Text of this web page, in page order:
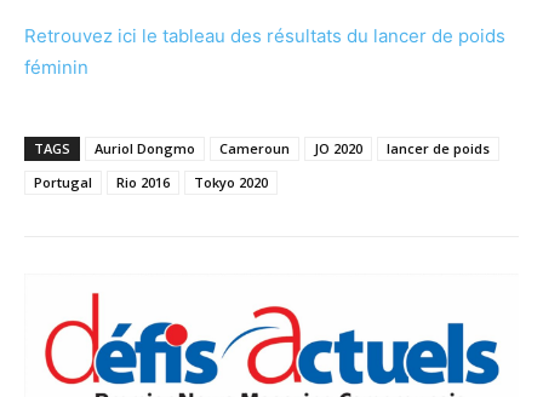
Retrouvez ici le tableau des résultats du lancer de poids
féminin
TAGS Auriol Dongmo Cameroun JO 2020
lancer de poids
Portugal
Rio 2016 Tokyo 2020